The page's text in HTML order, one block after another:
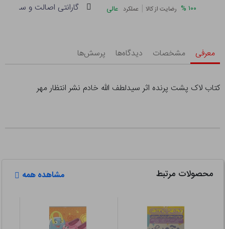
۱۰۰ % رضایت از کالا | عملکرد عالی گارانتی اصالت و سلامت
معرفی مشخصات دیدگاه‌ها پرسش‌ها
کتاب لاک پشت پرنده اثر سیدلطف الله خادم نشر انتظار مهر
محصولات مرتبط مشاهده همه